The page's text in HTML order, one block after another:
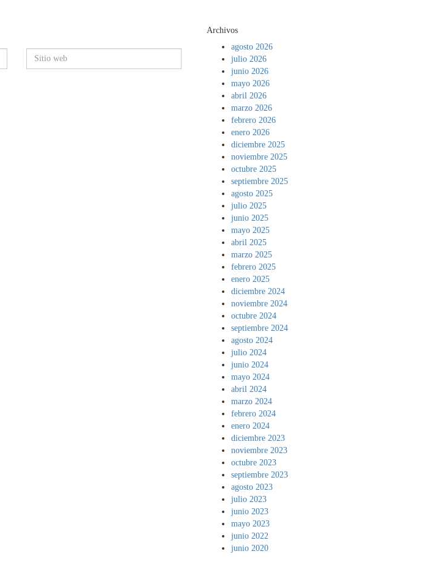
Archivos
agosto 2026
julio 2026
junio 2026
mayo 2026
abril 2026
marzo 2026
febrero 2026
enero 2026
diciembre 2025
noviembre 2025
octubre 2025
septiembre 2025
agosto 2025
julio 2025
junio 2025
mayo 2025
abril 2025
marzo 2025
febrero 2025
enero 2025
diciembre 2024
noviembre 2024
octubre 2024
septiembre 2024
agosto 2024
julio 2024
junio 2024
mayo 2024
abril 2024
marzo 2024
febrero 2024
enero 2024
diciembre 2023
noviembre 2023
octubre 2023
septiembre 2023
agosto 2023
julio 2023
junio 2023
mayo 2023
junio 2022
junio 2020